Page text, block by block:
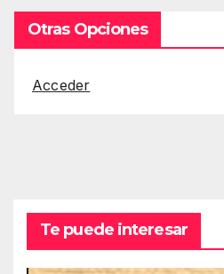
Otras Opciones
Acceder
Te puede interesar